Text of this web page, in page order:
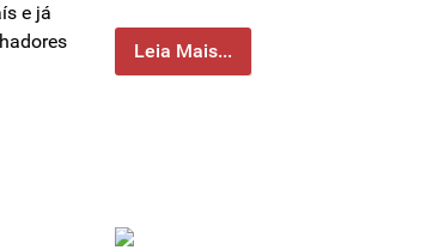
e já
Leia Mais...